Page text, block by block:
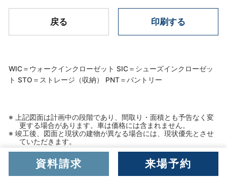
資料請求 来場予約
戻る 印刷する
WIC＝ウォークインクローゼット SIC＝シューズインクローゼッ
ト STO＝ストレージ（収納） PNT＝パントリー
上記図面は計画中の段階であり、間取り・面積とも予告なく変
更する場合があります。車は価格には含まれません。
竣工後、図面と現状の建物が異なる場合には、現状優先とさせ
ていただきます。